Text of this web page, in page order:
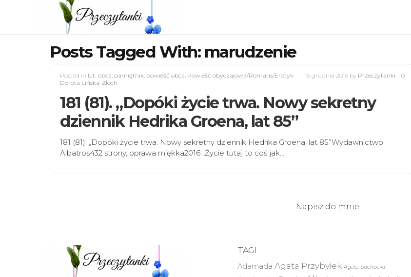
Posts Tagged With: marudzenie
0
Posted in Lit. obca, pamiętnik, powieść obca, Powieść obyczajowa/Romans/Erotyk 16 grudnia 2016 by Przeczytanki
Dorota Lińska-Złoch
181 (81). „Dopóki życie trwa. Nowy sekretny
dziennik Hedrika Groena, lat 85”
181 (81). „Dopóki życie trwa. Nowy sekretny dziennik Hedrika Groena, lat 85”Wydawnictwo
Albatros432 strony, oprawa miękka2016 „Życie tutaj to coś jak…
Napisz do mnie
TAGI
Adamada Agata Przybyłek Agata Suchocka